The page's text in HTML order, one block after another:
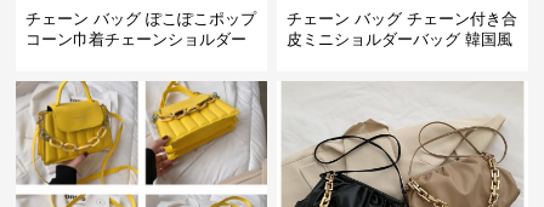
チェーン バッグ ぽこぽこポップ
コーン巾着チェーンショルダー
チェーン バッグ チェーン付き合
皮ミニショルダーバッグ 韓国風